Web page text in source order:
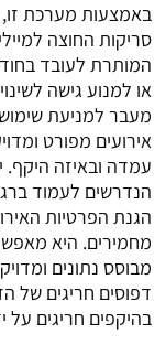
באמצעות מערכת זו,
סריקות החוצה
המותרת לעובד
או למנוע גישה
מעבר למניעת
אירועים מפורט
עמדה ובאיזה היקף.
הנדרשים לעמוד
הגנת הפרטיות
מחמירים. היא
מבוסס נתונים
דפוסים חריגים של
בהיקפים חריגים